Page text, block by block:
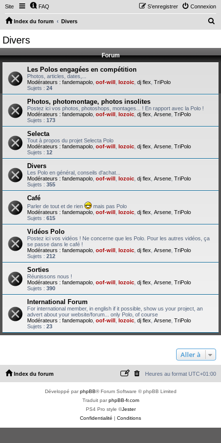
Site FAQ Connexion
S’enregistrer
Index du forum Divers
h
r
Divers
Forum
Les Polos engagées en compétition
Photos, articles, dates,...
Modérateurs : fandemapolo oof-will lozoic dj flex TriPolo
Sujets : 24
Photos, photomontage, photos insolites
Postez ici vos photos, photoshops, montages... ! En rapport avec la Polo !
Modérateurs : fandemapolo oof-will lozoic dj flex Arsene TriPolo
Sujets : 173
Selecta
Tout à propos du projet Selecta Polo
Modérateurs : fandemapolo oof-will lozoic dj flex Arsene TriPolo
Sujets : 12
Divers
Les Polo en général, conseils d'achat...
Modérateurs : fandemapolo oof-will lozoic dj flex Arsene TriPolo
Sujets : 355
Café
Parler de tout et de rien
mais pas Polo
Modérateurs : fandemapolo oof-will lozoic dj flex Arsene TriPolo
Sujets : 615
Vidéos Polo
Postez ici vos vidéos ! Ne concerne que les Polo. Pour les autres vidéos, ça
se passe dans le café !
Modérateurs : fandemapolo oof-will lozoic dj flex Arsene TriPolo
Sujets : 212
Sorties
Réunissons nous !
Modérateurs : fandemapolo oof-will lozoic dj flex Arsene TriPolo
Sujets : 390
International Forum
For international member, in english if it possible, show us your project, an
advert about your website/forum... only Polo, of course
Modérateurs : fandemapolo oof-will lozoic dj flex Arsene TriPolo
Sujets : 23
Aller à
Index du forum Heures au format UTC+01:00
Développé parphpBB® Forum Software © phpBB Limited
Traduit parphpBB-fr.com
PS4 Pro style ©Jester
Confidentialité | Conditions